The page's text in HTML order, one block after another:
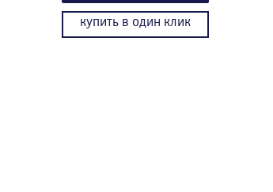
купить в один клик